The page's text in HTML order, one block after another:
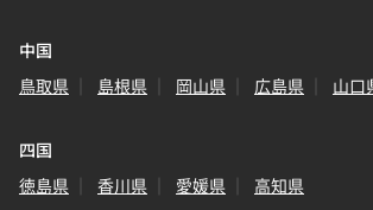
中国
鳥取県
島根県 岡山県 広島県 山口
四国
徳島県
香川県 愛媛県 高知県